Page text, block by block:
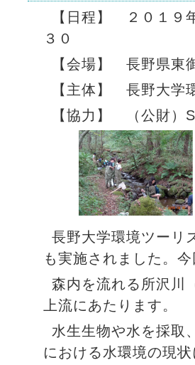
【日程】 ２０１９
３０
【会場】 長野県東
【主体】 長野大学
【協力】 （公財）
長野大学環境ツーリ
も実施されました。
森内を流れる所沢川
上流にあたります。
水生生物や水を採取
における水環境の現